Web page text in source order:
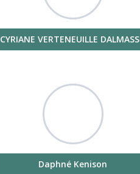
CYRIANE VERTENEUILLE
Daphné Kenison